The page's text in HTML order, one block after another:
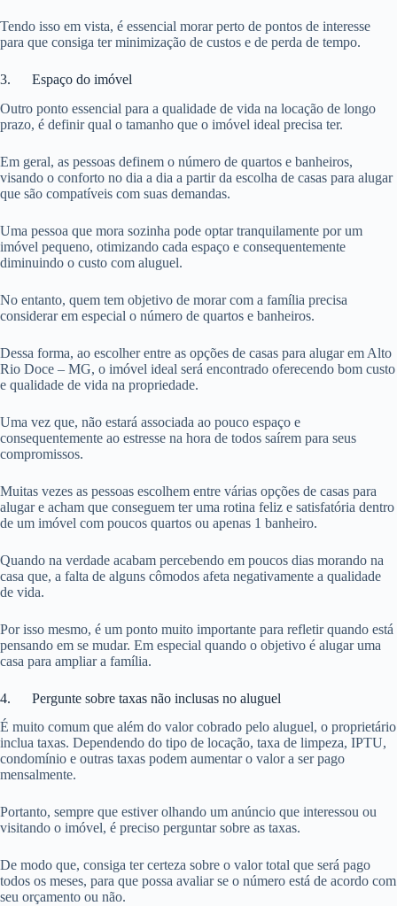
Tendo isso em vista, é essencial morar perto de pontos de interesse
para que consiga ter minimização de custos e de perda de tempo.
3. Espaço do imóvel
Outro ponto essencial para a qualidade de vida na locação de longo
prazo, é definir qual o tamanho que o imóvel ideal precisa ter.
Em geral, as pessoas definem o número de quartos e banheiros,
visando o conforto no dia a dia a partir da escolha de casas para alugar
que são compatíveis com suas demandas.
Uma pessoa que mora sozinha pode optar tranquilamente por um
imóvel pequeno, otimizando cada espaço e consequentemente
diminuindo o custo com aluguel.
No entanto, quem tem objetivo de morar com a família precisa
considerar em especial o número de quartos e banheiros.
Dessa forma, ao escolher entre as opções de casas para alugar em Alto
Rio Doce – MG, o imóvel ideal será encontrado oferecendo bom custo
e qualidade de vida na propriedade.
Uma vez que, não estará associada ao pouco espaço e
consequentemente ao estresse na hora de todos saírem para seus
compromissos.
Muitas vezes as pessoas escolhem entre várias opções de casas para
alugar e acham que conseguem ter uma rotina feliz e satisfatória dentro
de um imóvel com poucos quartos ou apenas 1 banheiro.
Quando na verdade acabam percebendo em poucos dias morando na
casa que, a falta de alguns cômodos afeta negativamente a qualidade
de vida.
Por isso mesmo, é um ponto muito importante para refletir quando está
pensando em se mudar. Em especial quando o objetivo é alugar uma
casa para ampliar a família.
4. Pergunte sobre taxas não inclusas no aluguel
É muito comum que além do valor cobrado pelo aluguel, o proprietário
inclua taxas. Dependendo do tipo de locação, taxa de limpeza, IPTU,
condomínio e outras taxas podem aumentar o valor a ser pago
mensalmente.
Portanto, sempre que estiver olhando um anúncio que interessou ou
visitando o imóvel, é preciso perguntar sobre as taxas.
De modo que, consiga ter certeza sobre o valor total que será pago
todos os meses, para que possa avaliar se o número está de acordo com
seu orçamento ou não.